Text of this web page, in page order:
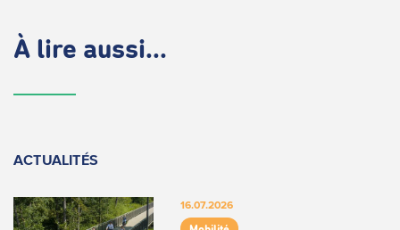
À lire aussi...
ACTUALITÉS
16.07.2026